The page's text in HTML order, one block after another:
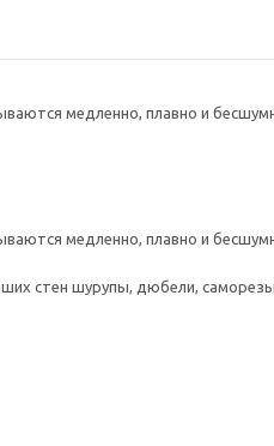
медленно, плавно и
медленно, плавно и
стен шурупы, дюбели, саморезы